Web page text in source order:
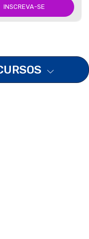
INSCREVA-SE